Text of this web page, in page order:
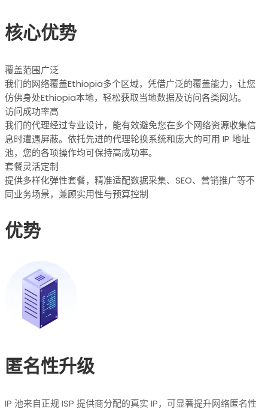
核心优势
覆盖范围广泛
我们的网络覆盖Ethiopia多个区域，凭借广泛的覆盖能力，让您
仿佛身处Ethiopia本地，轻松获取当地数据及访问各类网站。
访问成功率高
我们的代理经过专业设计，能有效避免您在多个网络资源收集信
息时遭遇屏蔽。依托先进的代理轮换系统和庞大的可用 IP 地址
池，您的各项操作均可保持高成功率。
套餐灵活定制
提供多样化弹性套餐，精准适配数据采集、SEO、营销推广等不
同业务场景，兼顾实用性与预算控制
优势
匿名性升级
IP 池来自正规 ISP 提供商分配的真实 IP，可显著提升网络匿名性